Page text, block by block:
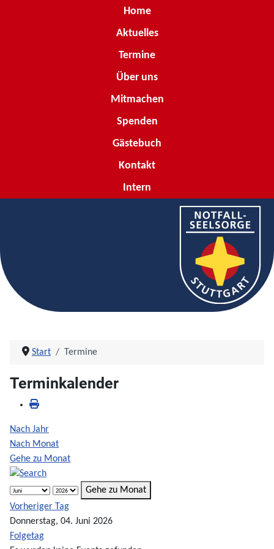
Home
Aktuelles
Termine
Über uns
Mitmachen
Spenden
Gästebuch
Kontakt
Intern
Start Termine
Terminkalender
Nach Jahr
Nach Monat
Gehe zu Monat
Gehe zu Monat
Vorheriger Tag
Donnerstag, 04. Juni 2026
Folgetag